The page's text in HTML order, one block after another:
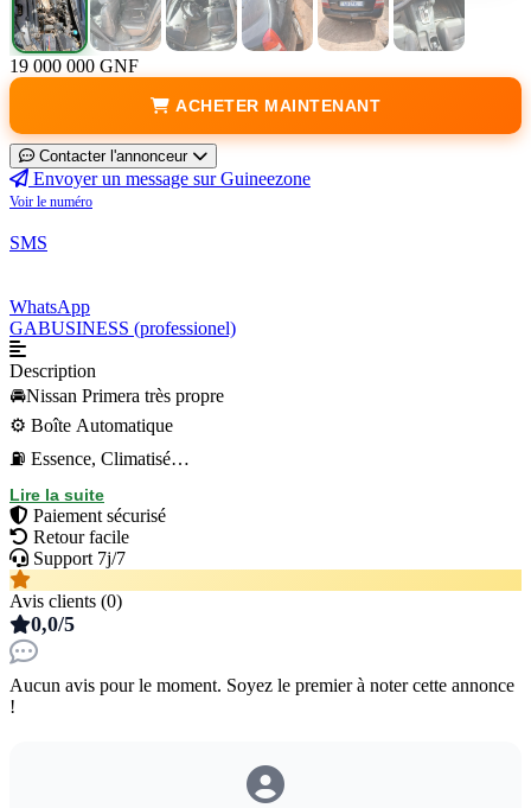
19 000 000 GNF
ACHETER MAINTENANT
Contacter l'annonceur
Envoyer un message sur Guineezone
Voir le numéro
SMS
WhatsApp
GABUSINESS (professionel)
Description
🚘Nissan Primera très propre
⚙️ Boîte Automatique
⛽️ Essence, Climatisé
✔️ Peinture d’origine
💰 Prix : 19 millions a discuté légèrement
Lire la suite
Paiement sécurisé
Retour facile
Support 7j/7
Avis clients (0)
0,0/5
Aucun avis pour le moment. Soyez le premier à noter cette annonce
!